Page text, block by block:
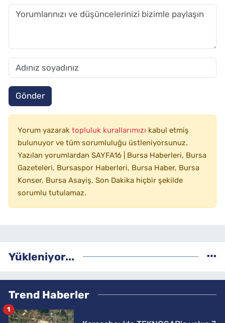
Gönder
Yorum yazarak topluluk kurallarımızı kabul etmiş
bulunuyor ve tüm sorumluluğu üstleniyorsunuz.
Yazılan yorumlardan SAYFA16 | Bursa Haberleri, Bursa
Gazeteleri, Bursaspor Haberleri, Bursa Haber, Bursa
Konser, Bursa Asayiş, Son Dakika hiçbir şekilde
sorumlu tutulamaz.
Yükleniyor...
Trend Haberler
1